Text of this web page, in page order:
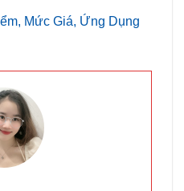
Mức Giá, Ứng Dụng